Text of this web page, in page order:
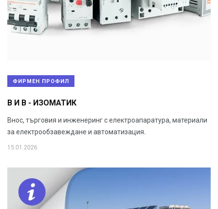
ФИРМЕН ПРОФИЛ
В И В - ИЗОМАТИК
Внос, търговия и инженеринг с електроапаратура, материали
за електрообзавеждане и автоматизация.
15.01.2026